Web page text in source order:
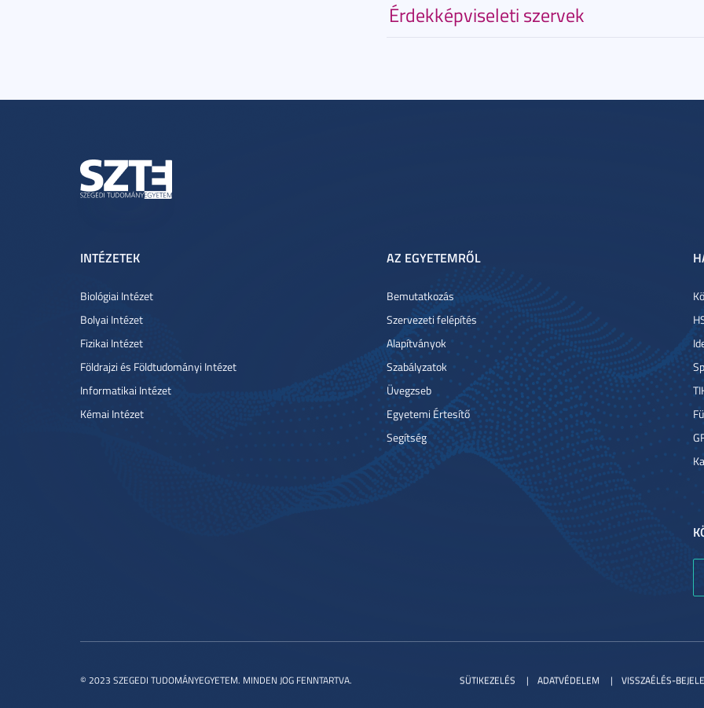
Érdekképviseleti szervek
INTÉZETEK
Biológiai Intézet
Bolyai Intézet
Fizikai Intézet
Földrajzi és Földtudományi Intézet
Informatikai Intézet
Kémai Intézet
AZ EGYETEMRŐL
Bemutatkozás
Szervezeti felépítés
Alapítványok
Szabályzatok
Üvegzseb
Egyetemi Értesítő
Segítség
© 2023 SZEGEDI TUDOMÁNYEGYETEM. MINDEN JOG FENNTARTVA. SÜTIKEZELÉS ADATVÉDELEM VISSZAÉLÉS-